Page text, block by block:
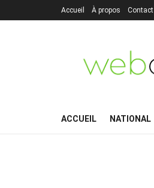
Accueil À propos Contact
ACCUEIL NATIONAL